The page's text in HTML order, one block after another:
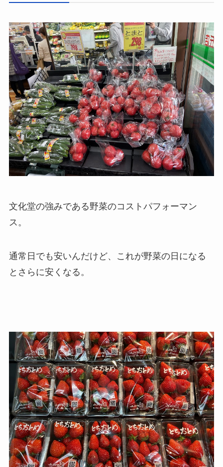
文化堂の強みである野菜のコストパフォーマン
ス。
通常日でも安いんだけど、これが野菜の日になる
とさらに安くなる。